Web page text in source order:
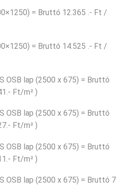
= Bruttó 12.365 .- Ft /
= Bruttó 14.525 .- Ft /
OSB lap (2500 x 675) = Bruttó
Ft/m² )
OSB lap (2500 x 675) = Bruttó
Ft/m² )
OSB lap (2500 x 675) = Bruttó
Ft/m² )
OSB lap (2500 x 675) = Bruttó 7